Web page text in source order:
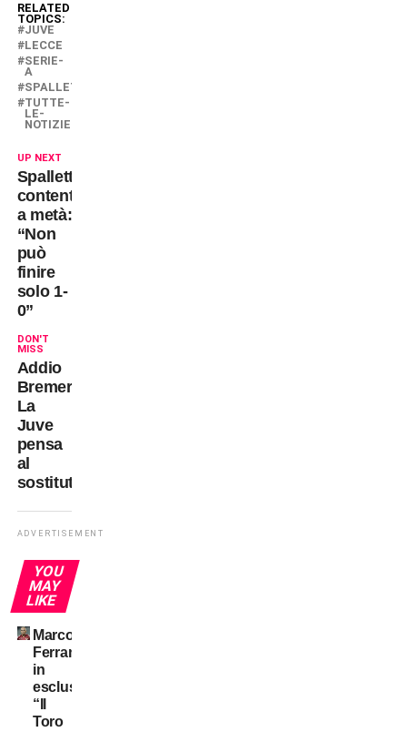
RELATED
TOPICS:
JUVE
LECCE
SERIE-
A
SPALLETTI
TUTTE-
LE-
NOTIZIE
UP NEXT
Spalletti
contento
a metà:
“Non
può
finire
solo 1-
0”
DON'T
MISS
Addio
Bremer?
La
Juve
pensa
al
sostituto
ADVERTISEMENT
YOU
MAY
LIKE
Marco
Ferrante
in
esclusiva:
“Il
Toro